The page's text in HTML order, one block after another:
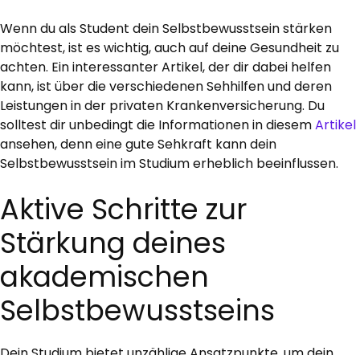
Wenn du als Student dein Selbstbewusstsein stärken
möchtest, ist es wichtig, auch auf deine Gesundheit zu
achten. Ein interessanter Artikel, der dir dabei helfen
kann, ist über die verschiedenen Sehhilfen und deren
Leistungen in der privaten Krankenversicherung. Du
solltest dir unbedingt die Informationen in diesemArtikel
ansehen, denn eine gute Sehkraft kann dein
Selbstbewusstsein im Studium erheblich beeinflussen.
Aktive Schritte zur
Stärkung deines
akademischen
Selbstbewusstseins